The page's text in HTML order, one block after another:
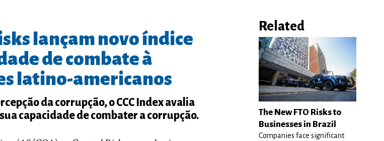
lançam novo índice
de combate à
latino-americanos
da corrupção, o CCC Index avalia
capacidade de combater a corrupção.
Related
The New FTO Risks to
Businesses in Brazil
Companies face significant